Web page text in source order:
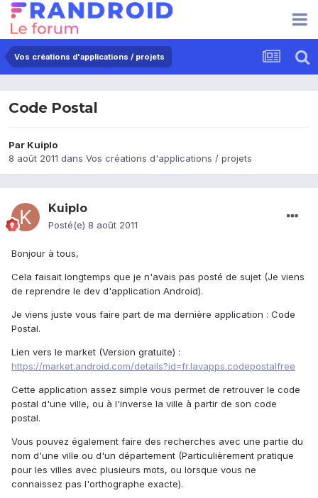
Vos créations d'applications / projets
Code Postal
Par Kuiplo
8 août 2011 dans Vos créations d'applications / projets
Kuiplo
Posté(e) 8 août 2011
Bonjour à tous,
Cela faisait longtemps que je n'avais pas posté de sujet (Je viens
de reprendre le dev d'application Android).
Je viens juste vous faire part de ma dernière application : Code
Postal.
Lien vers le market (Version gratuite) :
https://market.android.com/details?id=fr.lavapps.codepostalfree
Cette application assez simple vous permet de retrouver le code
postal d'une ville, ou à l'inverse la ville à partir de son code
postal.
Vous pouvez également faire des recherches avec une partie du
nom d'une ville ou d'un département (Particulièrement pratique
pour les villes avec plusieurs mots, ou lorsque vous ne
connaissez pas l'orthographe exacte).